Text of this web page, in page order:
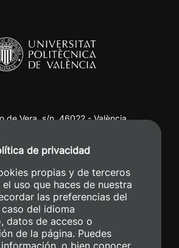
de Vera, s/n. 46022 - València
+34 620 04 00 50
de privacidad
propias y de terceros
uso que haces de nuestra
las preferencias del
del idioma
datos de acceso o
de la página. Puedes
o bien conocer